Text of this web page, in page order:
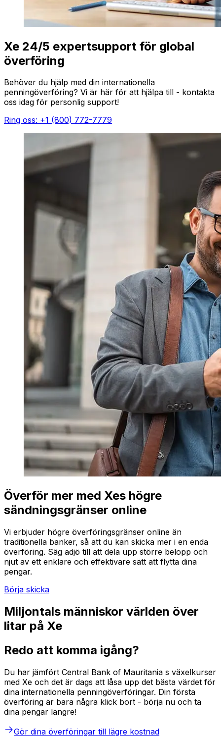
Xe 24/5 expertsupport för global
överföring
Behöver du hjälp med din internationella
penningöverföring? Vi är här för att hjälpa till - kontakta
oss idag för personlig support!
Ring oss: +1 (800) 772-7779
Överför mer med Xes högre
sändningsgränser online
Vi erbjuder högre överföringsgränser online än
traditionella banker, så att du kan skicka mer i en enda
överföring. Säg adjö till att dela upp större belopp och
njut av ett enklare och effektivare sätt att flytta dina
pengar.
Börja skicka
Miljontals människor världen över
litar på Xe
Redo att komma igång?
Du har jämfört Central Bank of Mauritania s växelkurser
med Xe och det är dags att låsa upp det bästa värdet för
dina internationella penningöverföringar. Din första
överföring är bara några klick bort - börja nu och ta
dina pengar längre!
Gör dina överföringar till lägre kostnad